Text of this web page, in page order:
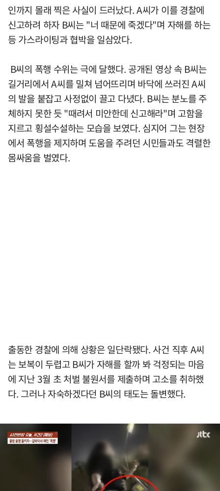
인까지 몰래 찍은 사실이 드러났다. A씨가 이를 경찰에
신고하려 하자 B씨는 "너 때문에 죽겠다"며 자해를 하는
등 가스라이팅과 협박을 일삼았다.
B씨의 폭행 수위는 극에 달했다. 공개된 영상 속 B씨는
길거리에서 A씨를 밀쳐 넘어뜨리며 바닥에 쓰러진 A씨
의 발을 붙잡고 사정없이 끌고 다녔다. B씨는 분노를 주
체하지 못한 듯 "때려서 미안한데 신고해라"며 고함을
지르고 횡설수설하는 모습을 보였다. 심지어 그는 현장
에서 폭행을 제지하며 도움을 주려던 시민들과도 격렬한
몸싸움을 벌였다.
출동한 경찰에 의해 상황은 일단락됐다. 사건 직후 A씨
는 보복이 두렵고 B씨가 자해를 할까 봐 걱정되는 마음
에 지난 3월 초 처벌 불원서를 제출하며 고소를 취하했
다. 그러나 자숙하겠다던 B씨의 태도는 돌변했다.